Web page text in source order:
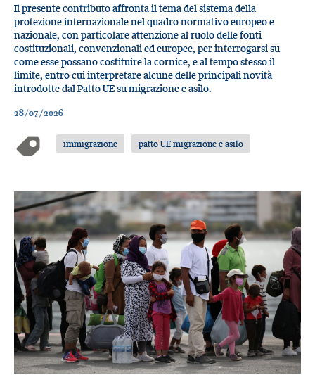
Il presente contributo affronta il tema del sistema della
protezione internazionale nel quadro normativo europeo e
nazionale, con particolare attenzione al ruolo delle fonti
costituzionali, convenzionali ed europee, per interrogarsi su
come esse possano costituire la cornice, e al tempo stesso il
limite, entro cui interpretare alcune delle principali novità
introdotte dal Patto UE su migrazione e asilo.
28/07/2026
immigrazione patto UE migrazione e asilo